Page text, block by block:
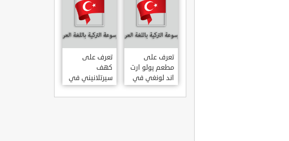
العثمانية
ARPAZ
KALESI AYDIN
التاريخية
والدينية
MERYEM ANA
KATOLIK
KILISESI
HATAY
تعرف على
مطعم يولو ارت
اند لونغي في
ازمير .. مطعم
بجدران متحف
تعرف على
كهف
سيرتلانيني في
ولاية ايدن .. من
اعاجيب الطبيعة